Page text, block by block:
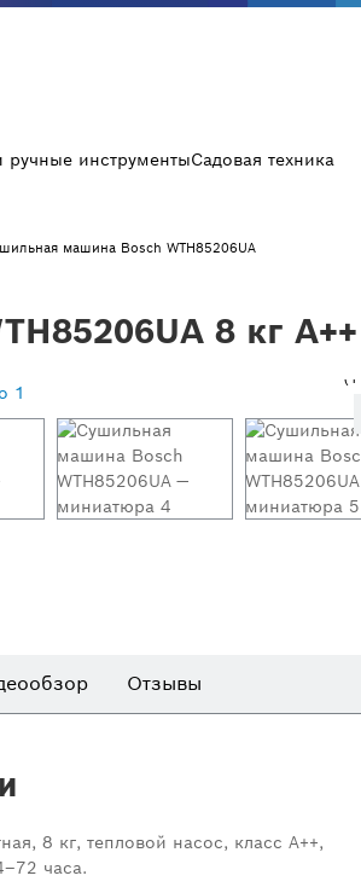
ручные инструментыСадовая техника
машина Bosch WTH85206UA
8 кг A++
1
Отзывы
8 кг, тепловой насос, класс А++,
часа.